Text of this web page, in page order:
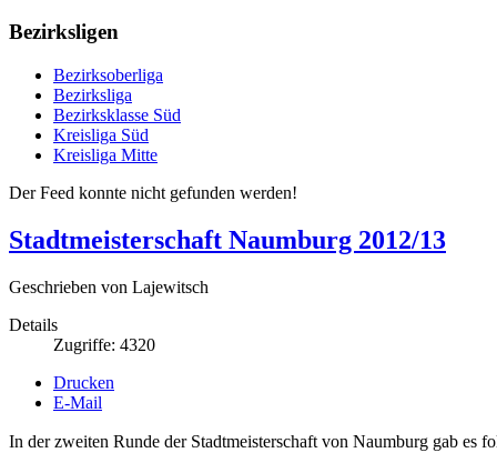
Bezirksligen
Bezirksoberliga
Bezirksliga
Bezirksklasse Süd
Kreisliga Süd
Kreisliga Mitte
Der Feed konnte nicht gefunden werden!
Stadtmeisterschaft Naumburg 2012/13
Geschrieben von Lajewitsch
Details
Zugriffe: 4320
Drucken
E-Mail
In der zweiten Runde der Stadtmeisterschaft von Naumburg gab es